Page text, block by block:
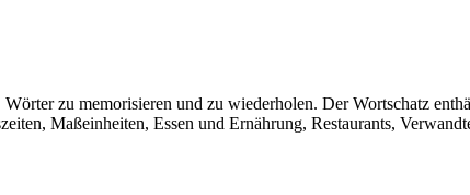
zu memorisieren und zu wiederholen. Der Wortschatz
Maßeinheiten, Essen und Ernährung, Restaurants,